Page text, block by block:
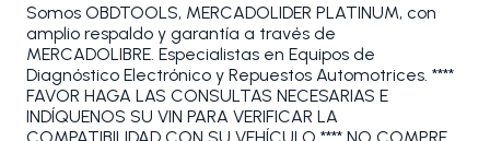
Somos OBDTOOLS, MERCADOLIDER PLATINUM, con
amplio respaldo y garantía a través de
MERCADOLIBRE. Especialistas en Equipos de
Diagnóstico Electrónico y Repuestos Automotrices. ****
FAVOR HAGA LAS CONSULTAS NECESARIAS E
INDÍQUENOS SU VIN PARA VERIFICAR LA